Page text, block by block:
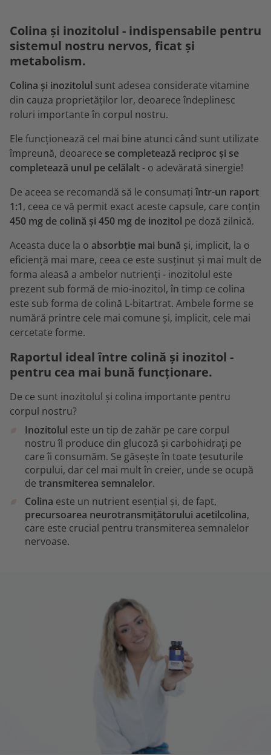
Colina și inozitolul - indispensabile pentru
sistemul nostru nervos, ficat și
metabolism.
Colina și inozitolul sunt adesea considerate vitamine
din cauza proprietăților lor, deoarece îndeplinesc
roluri importante în corpul nostru.
Ele funcționează cel mai bine atunci când sunt utilizate
împreună, deoarece se completează reciproc și se
completează unul pe celălalt- o adevărată sinergie!
De aceea se recomandă să le consumațiîntr-un raport
1:1, ceea ce vă permit exact aceste capsule, care conțin
450 mg de colină și 450 mg de inozitol pe doză zilnică.
Aceasta duce la o absorbție mai bună și, implicit, la o
eficiență mai mare, ceea ce este susținut și mai mult de
forma aleasă a ambelor nutrienți - inozitolul este
prezent sub formă de mio-inozitol, în timp ce colina
este sub forma de colină L-bitartrat. Ambele forme se
numără printre cele mai comune și, implicit, cele mai
cercetate forme.
Raportul ideal între colină și inozitol -
pentru cea mai bună funcționare.
De ce sunt inozitolul și colina importante pentru
corpul nostru?
Inozitolul este un tip de zahăr pe care corpul
nostru îl produce din glucoză și carbohidrați pe
care îi consumăm. Se găsește în toate țesuturile
corpului, dar cel mai mult în creier, unde se ocupă
de transmiterea semnalelor.
Colina este un nutrient esențial și, de fapt,
precursoarea neurotransmițătorului acetilcolina,
care este crucial pentru transmiterea semnalelor
nervoase.